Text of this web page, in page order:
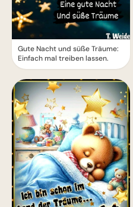
Gute Nacht und süße Träume:
Einfach mal treiben lassen.